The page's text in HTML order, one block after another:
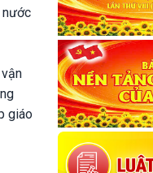
nước
giáo